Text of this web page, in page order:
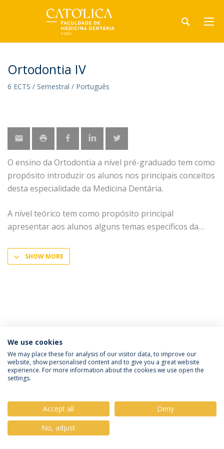
Ortodontia IV
6 ECTS / Semestral / Português
O ensino da Ortodontia a nível pré-graduado tem como
propósito introduzir os alunos nos principais conceitos
desta especialidade da Medicina Dentária.
A nível teórico tem como propósito principal
apresentar aos alunos alguns temas específicos da
SHOW MORE
Privacy Policy Terms & Conditions Rights of Data Subjects
© 2026 Universidade Católica Portuguesa
We use cookies
We may place these for analysis of our visitor data, to improve our
website, show personalised content and to give you a great website
experience. For more information about the cookies we use open the
settings.
Accept all
Deny
No, adjust